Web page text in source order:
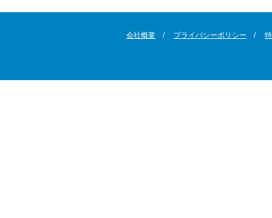
会社概要 プライバシーポリシー